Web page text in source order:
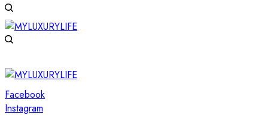
Facebook
Instagram